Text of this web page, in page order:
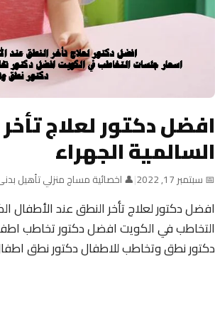
افضل دكتور لعلاج
السالمية الجهراء
📅 سبتمبر 17, 2022 |👤 اخصائية مساج منزلي تأهيل
افضل دكتور لعلاج تأخر النطق عند الأطفال
التخاطب في الكويت افضل دكتور تخاطب
دكتور نطق وتخاطب للاطفال دكتور نطق